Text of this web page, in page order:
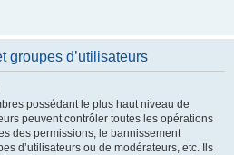
groupes d’utilisateurs
possédant le plus haut niveau de
peuvent contrôler toutes les opérations
des permissions, le bannissement
d’utilisateurs ou de modérateurs, etc. Ils